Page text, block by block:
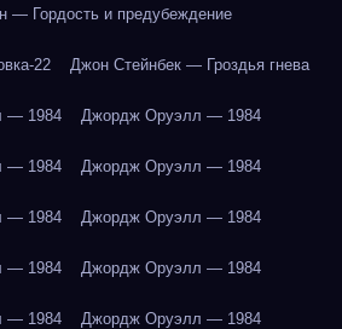
— Гордость и предубеждение
22 Джон Стейнбек — Гроздья гнева
— 1984 Джордж Оруэлл — 1984
— 1984 Джордж Оруэлл — 1984
— 1984 Джордж Оруэлл — 1984
— 1984 Джордж Оруэлл — 1984
— 1984 Джордж Оруэлл — 1984